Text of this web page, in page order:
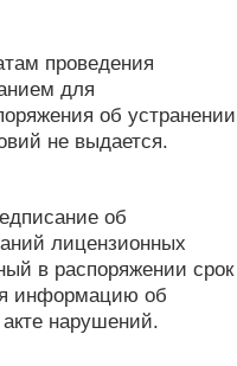
проведения
для
об устранении
не выдается.
об
лицензионных
в распоряжении срок
информацию об
нарушений.